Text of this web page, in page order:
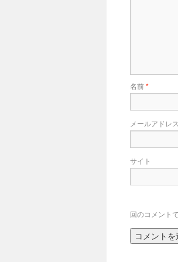
名前*
メールアドレス
サイト
回のコメント